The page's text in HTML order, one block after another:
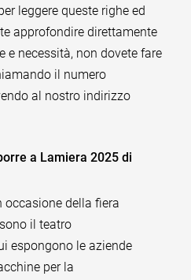
leggere queste righe ed
approfondire direttamente
e necessità, non dovete fare
il numero
al nostro indirizzo
a Lamiera 2025 di
della fiera
il teatro
espongono le aziende
per la